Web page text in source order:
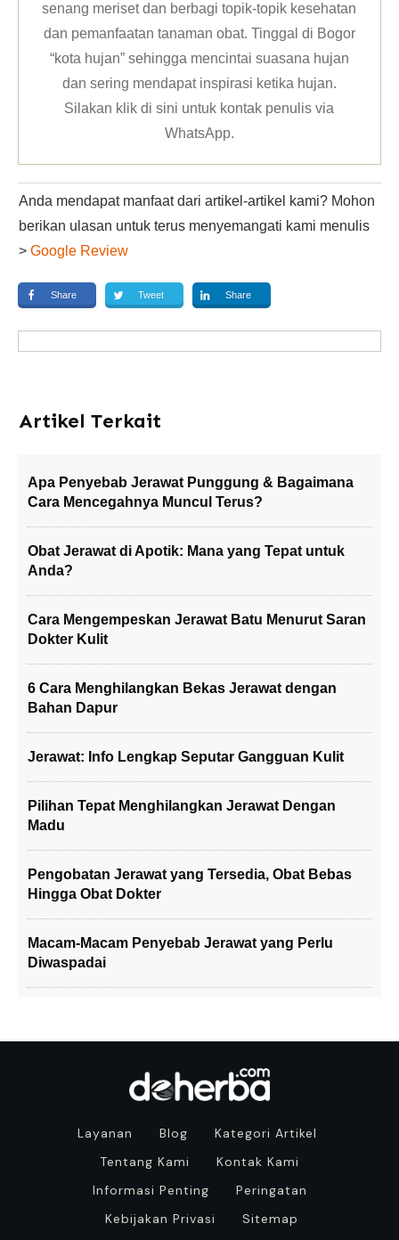
senang meriset dan berbagi topik-topik kesehatan
dan pemanfaatan tanaman obat. Tinggal di Bogor
“kota hujan” sehingga mencintai suasana hujan
dan sering mendapat inspirasi ketika hujan.
Silakan klikdi sini untuk kontak penulis via
WhatsApp.
Anda mendapat manfaat dari artikel-artikel kami? Mohon
berikan ulasan untuk terus menyemangati kami menulis
> Google Review
Share Tweet Share
Artikel Terkait
Apa Penyebab Jerawat Punggung & Bagaimana
Cara Mencegahnya Muncul Terus?
Obat Jerawat di Apotik: Mana yang Tepat untuk
Anda?
Cara Mengempeskan Jerawat Batu Menurut Saran
Dokter Kulit
6 Cara Menghilangkan Bekas Jerawat dengan
Bahan Dapur
Jerawat: Info Lengkap Seputar Gangguan Kulit
Pilihan Tepat Menghilangkan Jerawat Dengan
Madu
Pengobatan Jerawat yang Tersedia, Obat Bebas
Hingga Obat Dokter
Macam-Macam Penyebab Jerawat yang Perlu
Diwaspadai
Layanan Blog
Kategori Artikel
Tentang Kami
Kontak Kami
Informasi Penting
Peringatan
Kebijakan Privasi
Sitemap